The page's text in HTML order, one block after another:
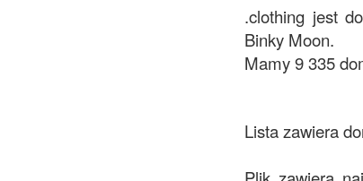
.clothing jest
Binky Moon.
Mamy 9 335
Lista zawiera